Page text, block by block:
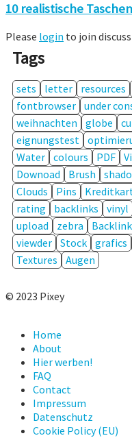
10 realistische
Please login to join
Tags
sets letter resources
fontbrowser under
weihnachten
globe
eignungstest
Water colours PDF
Downoad
Brush
Clouds
Pins
rating
backlinks vinyl
upload
zebra Backlink
viewder Stock grafics
Textures
Augen
© 2023 Pixey
Home
About
Hier werben!
FAQ
Contact
Impressum
Datenschutz
Cookie Policy (EU)